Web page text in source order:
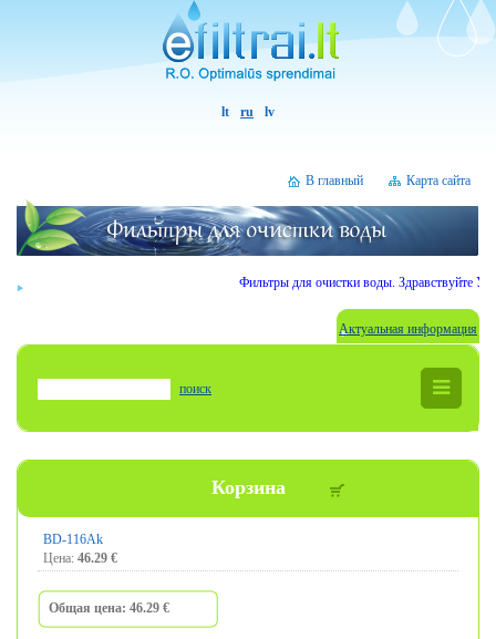
lt ru lv
Карта сайта
В главный
Фильтры для очистки воды. Здравствуйте
Актуальная информация
поиск
Корзина
BD-116Ak
Цена: 46.29 €
Общая цена: 46.29 €